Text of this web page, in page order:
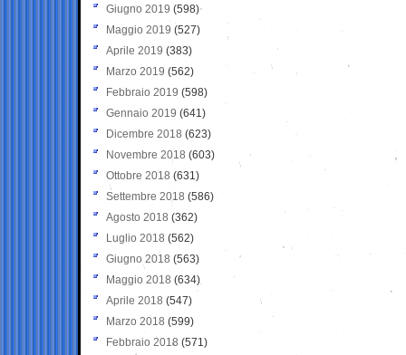
Giugno 2019 (598)
Maggio 2019 (527)
Aprile 2019 (383)
Marzo 2019 (562)
Febbraio 2019 (598)
Gennaio 2019 (641)
Dicembre 2018 (623)
Novembre 2018 (603)
Ottobre 2018 (631)
Settembre 2018 (586)
Agosto 2018 (362)
Luglio 2018 (562)
Giugno 2018 (563)
Maggio 2018 (634)
Aprile 2018 (547)
Marzo 2018 (599)
Febbraio 2018 (571)